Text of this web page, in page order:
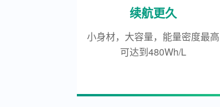
续航更久
小身材，大容量，能量密度最高
可达到480Wh/L